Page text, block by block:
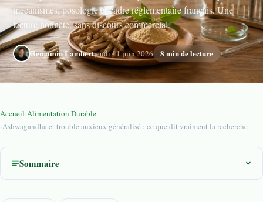
mécanismes, posologie et cadre réglementaire français. Une
lecture honnête, sans discours commercial.
Benjamin Lambertjeudi 11 juin 2026 8 min de lecture
Accueil Alimentation Durable
Ashwagandha et trouble anxieux généralisé : ce que dit vraiment la recherche
Sommaire